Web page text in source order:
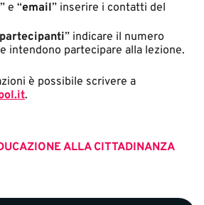
” e “email” inserire i contatti del
” indicare il numero
intendono partecipare alla lezione.
è possibile scrivere a
.
ALLA CITTADINANZA